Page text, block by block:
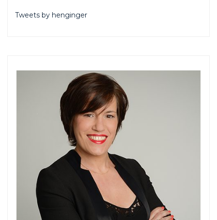
Tweets by henginger